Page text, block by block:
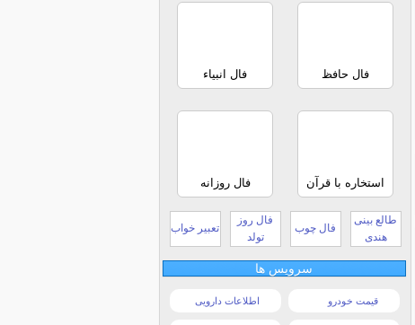
فال حافظ فال انبیاء
استخاره با قرآن فال روزانه
طالع بینی
هندی
فال چوب
فال روز
تولد
تعبیر خواب
سرویس ها
قیمت خودرو اطلاعات دارویی